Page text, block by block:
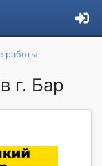
работы
г. Бар